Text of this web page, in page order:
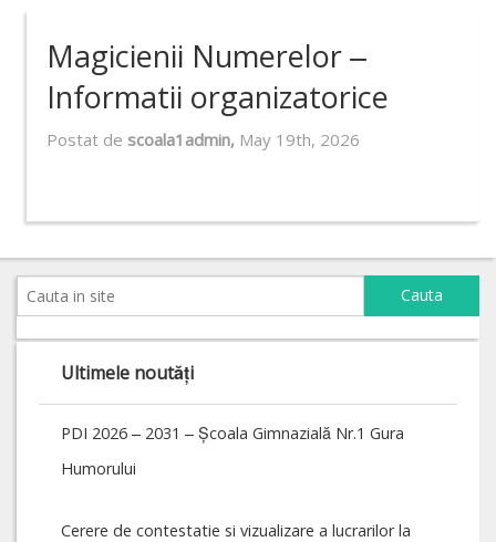
Magicienii Numerelor –
Informatii organizatorice
Postat de scoala1admin, May 19th, 2026
Ultimele noutăți
PDI 2026 – 2031 – Școala Gimnazială Nr.1 Gura
Humorului
Cerere de contestatie si vizualizare a lucrarilor la